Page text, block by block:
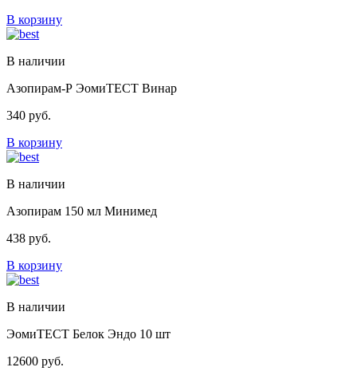
В корзину
В наличии
Азопирам-Р ЭомиТЕСТ Винар
340 руб.
В корзину
В наличии
Азопирам 150 мл Минимед
438 руб.
В корзину
В наличии
ЭомиТЕСТ Белок Эндо 10 шт
12600 руб.